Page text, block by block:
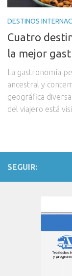
DESTINOS
Cuatro
la mejor
La gastronomía
ancestral y
geográfica
del viajero está
SEGUIR: